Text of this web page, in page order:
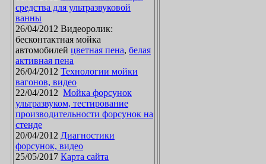
средства для ультразвуковой
ванны
26/04/2012 Видеоролик:
бесконтактная мойка
автомобилей цветная пена, белая
активная пена
26/04/2012 Технологии мойки
вагонов, видео
22/04/2012 Мойка форсунок
ультразвуком, тестирование
производительности форсунок на
стенде
20/04/2012 Диагностики
форсунок, видео
25/05/2017 Карта сайта